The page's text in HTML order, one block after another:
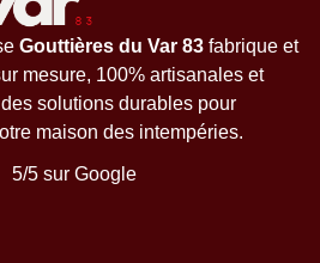
Gouttières du Var 83 fabrique et
mesure, 100% artisanales et
solutions durables pour
maison des intempéries.
5/5 sur Google